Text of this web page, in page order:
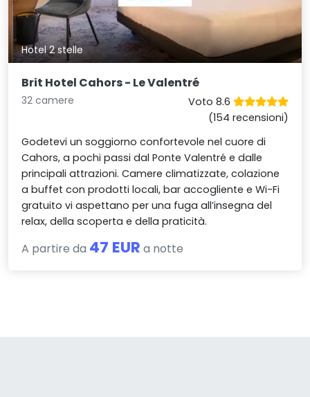
Hotel 2 stelle
Brit Hotel Cahors - Le Valentré
32 camere
Voto 8.6
(154 recensioni)
Godetevi un soggiorno confortevole nel cuore di
Cahors, a pochi passi dal Ponte Valentré e dalle
principali attrazioni. Camere climatizzate, colazione
a buffet con prodotti locali, bar accogliente e Wi-Fi
gratuito vi aspettano per una fuga all’insegna del
relax, della scoperta e della praticità.
A partire da 47 EUR a notte